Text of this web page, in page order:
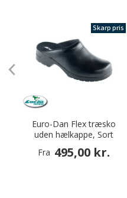
Skarp pris
Euro-Dan Flex træsko
uden hælkappe, Sort
Fra 495,00 kr.